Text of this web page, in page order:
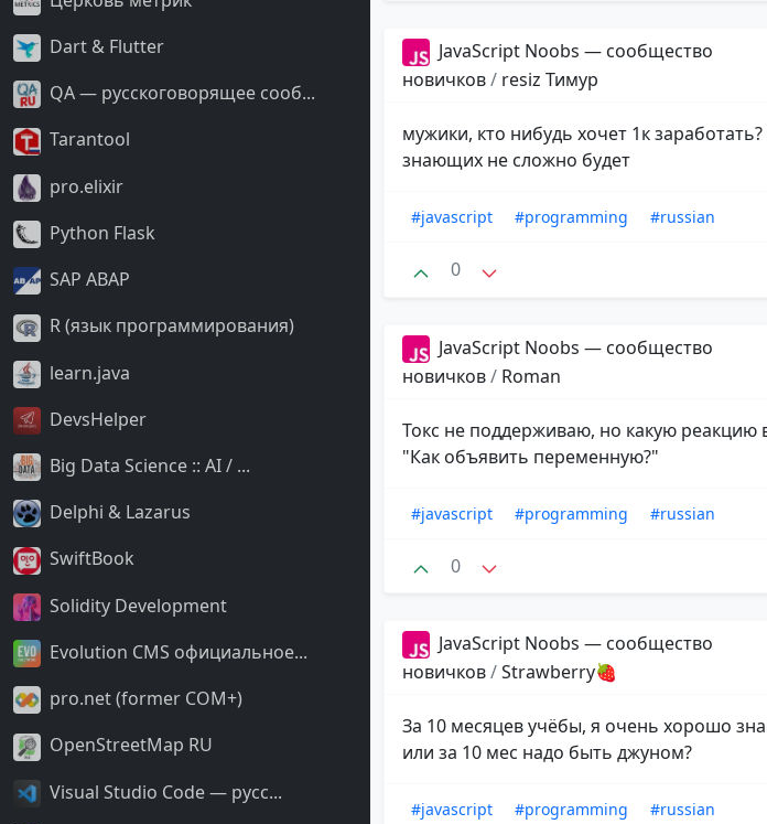
Dart & Flutter
QA — русскоговорящее сооб...
Tarantool
pro.elixir
Python Flask
SAP ABAP
R (язык программирования)
learn.java
DevsHelper
Big Data Science :: AI / ...
Delphi & Lazarus
SwiftBook
Solidity Development
Evolution CMS официальное...
pro.net (former COM+)
OpenStreetMap RU
Visual Studio Code — русс...
JavaScript Noobs — сообщество
новичков/ resiz Тимур
мужики, кто нибудь хочет 1к
знающих не сложно будет
#javascript #programming #russian
0
JavaScript Noobs — сообщество
новичков/ Roman
Токс не поддерживаю, но какую
"Как объявить переменную?"
#javascript #programming #russian
0
JavaScript Noobs — сообщество
новичков/Strawberry🍓
За 10 месяцев учёбы, я очень хорошо
или за 10 мес надо быть джуном?
#javascript #programming #russian